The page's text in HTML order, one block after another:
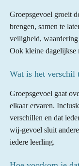
Groepsgevoel groeit
brengen, samen te
veiligheid,
Ook kleine dagelijkse
Wat is het verschil
Groepsgevoel gaat
elkaar ervaren.
verschillen en dat
wij-gevoel sluit
iedere leerling.